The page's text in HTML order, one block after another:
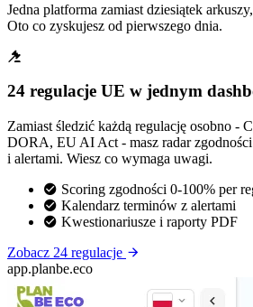
Jedna platforma zamiast dziesiątek
Oto co zyskujesz od pierwszego dnia.
24 regulacje UE w jednym
Zamiast śledzić każdą regulację osobno -
DORA, EU AI Act - masz radar
i alertami. Wiesz co wymaga uwagi.
Scoring zgodności 0-100% per
Kalendarz terminów z alertami
Kwestionariusze i raporty PDF
Zobacz 24 regulacje
app.planbe.eco